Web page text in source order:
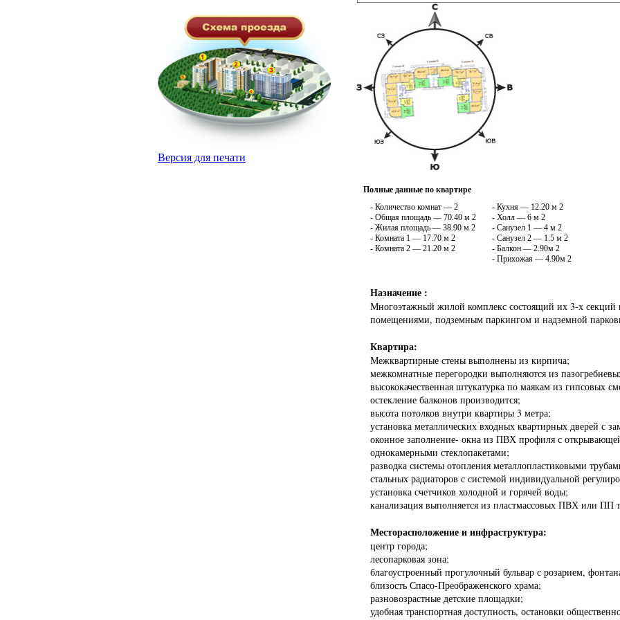
Версия для печати
Полные данные по квартире
- Количество комнат — 2
- Общая площадь — 70.40 м 2
- Жилая площадь — 38.90 м 2
- Комната 1 — 17.70 м 2
- Комната 2 — 21.20 м 2
- Кухня — 12.20 м 2
- Холл — 6 м 2
- Санузел 1 — 4 м 2
- Санузел 2 — 1.5 м 2
- Балкон — 2.90м 2
- Прихожая — 4.90м 2
Назначение :
Многоэтажный жилой комплекс состоящий их 3-х секций
помещениями, подземным паркингом и надземной
Квартира:
Межквартирные стены выполнены из кирпича;
межкомнатные перегородки выполняются из
высококачественная штукатурка по маякам из гипсовых
остекление балконов производится;
высота потолков внутри квартиры 3 метра;
установка металлических входных квартирных дверей с
оконное заполнение- окна из ПВХ профиля с
однокамерными стеклопакетами;
разводка системы отопления металлопластиковыми
стальных радиаторов с системой индивидуальной
установка счетчиков холодной и горячей воды;
канализация выполняется из пластмассовых ПВХ или ПП
Месторасположение и инфраструктура:
центр города;
лесопарковая зона;
благоустроенный прогулочный бульвар с розарием,
близость Спасо-Преображенского храма;
разновозрастные детские площадки;
удобная транспортная доступность, остановки